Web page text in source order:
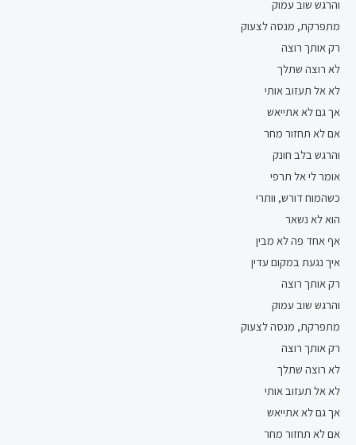
והרגש שוב עמוק
מתפרקת, מנסה לצעוק
רק אותך רוצה
לא רוצה שתלך
לא אל תעזוב אותי
אך גם לא אתייאש
אם לא תחזור מחר
והרגש בלב חונק
אומר לי אל תרפי
כשהמוח דורש, וותרי
הוא לא נשאר
אף אחד פה לא מבין
איך נגעת במקום עדין
רק אותך רוצה
והרגש שוב עמוק
מתפרקת, מנסה לצעוק
רק אותך רוצה
לא רוצה שתלך
לא אל תעזוב אותי
אך גם לא אתייאש
אם לא תחזור מחר